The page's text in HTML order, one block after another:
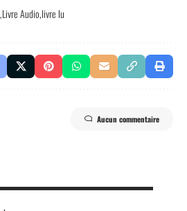
Livre Audio livre lu
Aucun commentaire